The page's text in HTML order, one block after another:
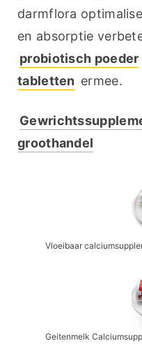
darmflora
probiotisch poeder
tabletten ermee.
groothandel
Vloeibaar
Geitenmelk